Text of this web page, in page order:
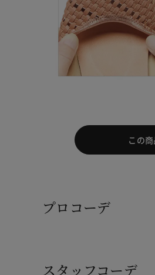
この
プロコーデ
スタッフコーデ